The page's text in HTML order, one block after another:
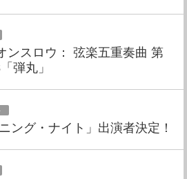
ンスロウ： 弦楽五重奏曲 第
弾丸」
ング・ナイト」出演者決定！